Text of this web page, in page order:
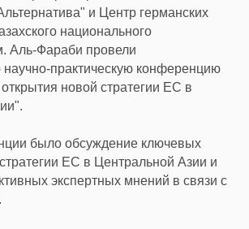
и Центр германских
национального
Аль-Фараби провели
практическую конференцию
новой стратегии ЕС в
было обсуждение ключевых
ЕС в Центральной Азии и
экспертных мнений в связи с